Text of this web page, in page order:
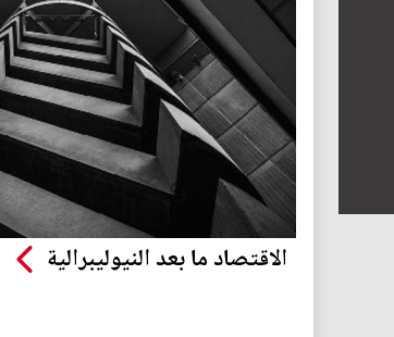
الاقتصاد ما بعد النيوليبرالية